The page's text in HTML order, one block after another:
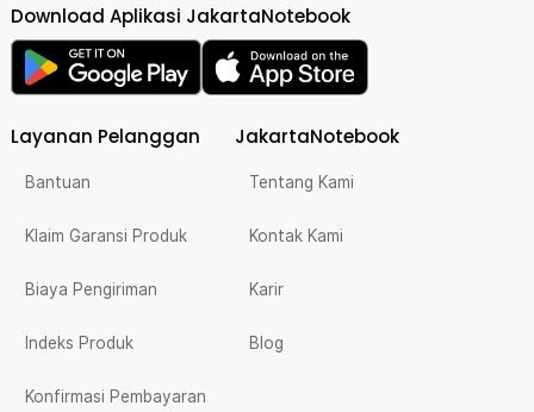
Download Aplikasi JakartaNotebook
Layanan Pelanggan
Bantuan
Klaim Garansi Produk
Biaya Pengiriman
Indeks Produk
Konfirmasi Pembayaran
JakartaNotebook
Tentang Kami
Kontak Kami
Karir
Blog